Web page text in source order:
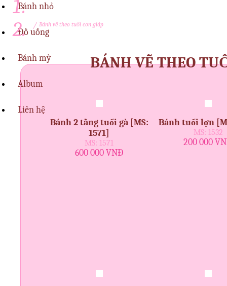
Bánh nhỏ
Đồ uống
Bánh mỳ
Album
Liên hệ
/ Bánh vẽ theo tuổi con giáp
BÁNH VẼ THEO
Bánh 2 tầng tuổi gà [MS:
1571]
MS: 1571
600 000 VNĐ
Bánh tuổi lợn
MS: 1532
200 000